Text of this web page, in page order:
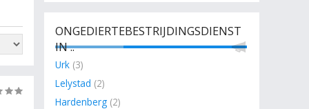
ONGEDIERTEBESTRIJDINGSDIENST
IN ..
Urk (3)
Lelystad (2)
Hardenberg (2)